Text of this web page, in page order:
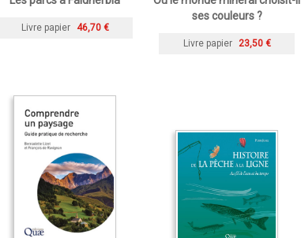
Livre papier 46,70 €
ses couleurs ?
Livre papier 23,50 €